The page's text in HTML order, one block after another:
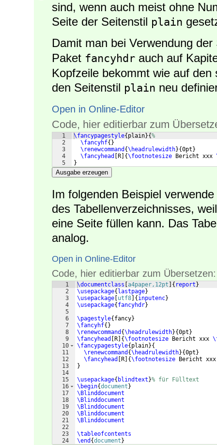
sind, wenn auch meist ohne
Seite der Seitenstil plain
Damit man bei Verwendung
Paket fancyhdr auch auf
Kopfzeile bekommt wie auf
den Seitenstil plain neu
Open in Online-Editor
Code, hier editierbar zum
1
2
3
4
5
\fancypagestyle{ plain}{%
\fancyhf{ }
\renewcommand {\headrulewidth}{0pt }
\fancyhead
R {\footnotesize Bericht xxx
}
Ausgabe erzeugen
Im folgenden Beispiel
des Tabellenverzeichnisses,
eine Seite füllen kann. Das
analog.
Open in Online-Editor
Code, hier editierbar zum Übersetzen:
1
2
3
4
5
6
7
8
9
10
11
12
13
14
15
16
17
18
19
20
21
22
23
24
\documentclass a4paper,12pt { report }
\usepackage{ lastpage}
\usepackage utf8 { inputenc}
\usepackage{ fancyhdr}
\pagestyle{ fancy}
\fancyhf{ }
\renewcommand {\headrulewidth}{0pt }
\fancyhead
R {\footnotesize Bericht xxx
\fancypagestyle{ plain}{
\renewcommand {\headrulewidth}{0pt }
\fancyhead
R {\footnotesize Bericht
}
\usepackage{ blindtext }% für Fülltext
\begin{document }
\Blinddocument
\Blinddocument
\Blinddocument
\Blinddocument
\Blinddocument
\tableofcontents
\end {document }